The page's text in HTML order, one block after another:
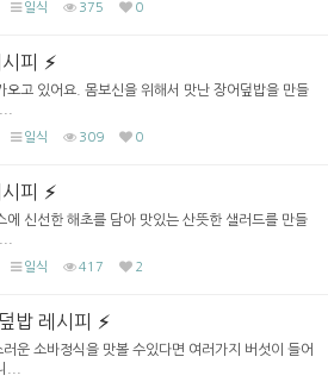
일식 375 0
피
오고 있어요. 몸보신을 위해서 맛난 장어덮밥을 만들
일식 309 0
피
에 신선한 해초를 담아 맛있는 산뜻한 샐러드를 만들
일식 417 2
밥 레시피
운 소바정식을 맛볼 수있다면 여러가지 버섯이 들어
...